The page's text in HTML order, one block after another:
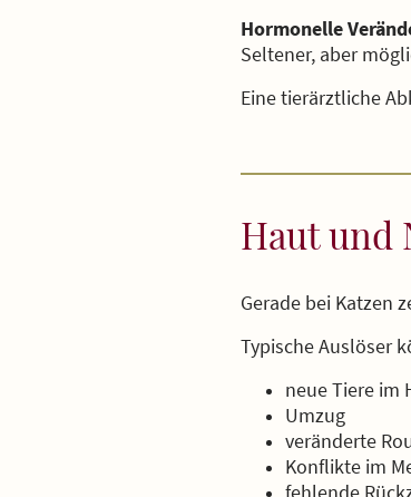
Hormonelle
Seltener, aber
Eine tierärztliche
Haut und
Gerade bei Katzen
Typische Auslöser
neue Tiere im
Umzug
veränderte
Konflikte im
fehlende